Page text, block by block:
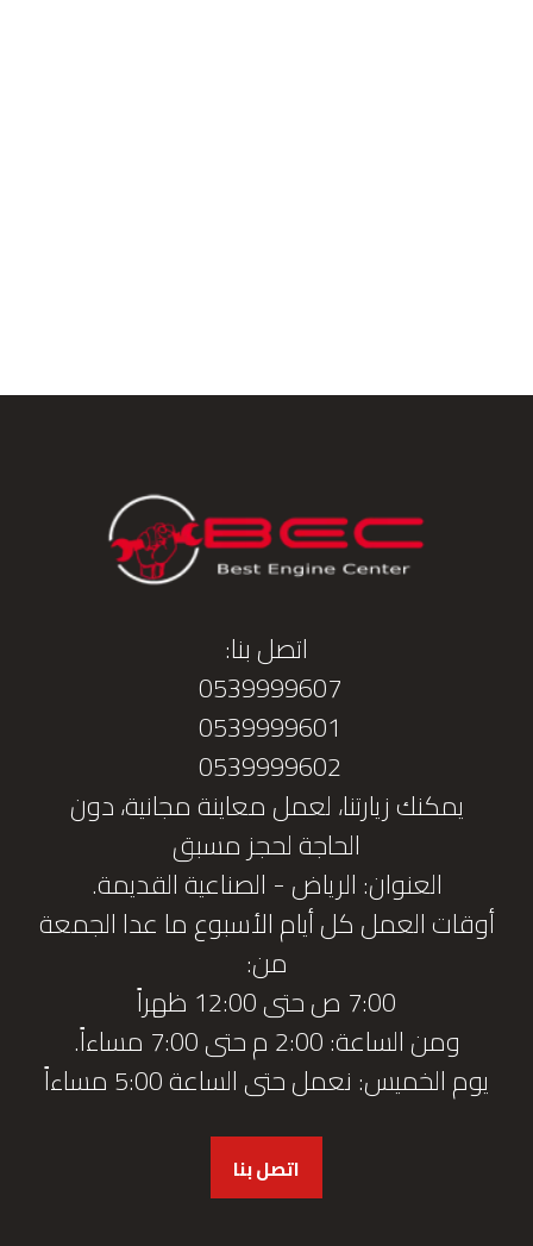
اتصل بنا:
0539999607
0539999601
0539999602
يمكنك زيارتنا، لعمل معاينة مجانية، دون
الحاجة لحجز مسبق
العنوان: الرياض - الصناعية القديمة.
أوقات العمل كل أيام الأسبوع ما عدا الجمعة
من:
7:00 ص حتى 12:00 ظهراً
ومن الساعة: 2:00 م حتى 7:00 مساءاً.
يوم الخميس: نعمل حتى الساعة 5:00 مساءاً
اتصل بنا